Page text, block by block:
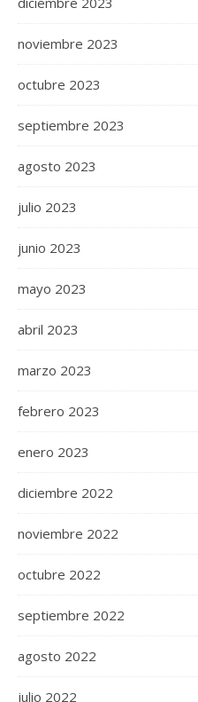
noviembre 2023
octubre 2023
septiembre 2023
agosto 2023
julio 2023
junio 2023
mayo 2023
abril 2023
marzo 2023
febrero 2023
enero 2023
diciembre 2022
noviembre 2022
octubre 2022
septiembre 2022
agosto 2022
julio 2022